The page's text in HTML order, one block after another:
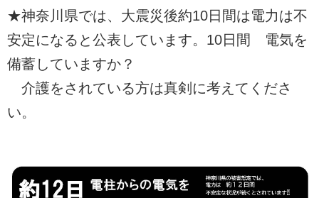
★神奈川県では、大震災後約10日間は電力は不
安定になると公表しています。10日間 電気を
備蓄していますか？
介護をされている方は真剣に考えてくださ
い。